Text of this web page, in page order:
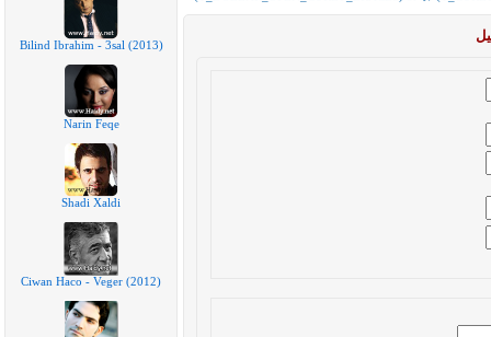
Bilind Ibrahim - 3sal (2013)
Narin Feqe
Shadi Xaldi
Ciwan Haco - Veger (2012)